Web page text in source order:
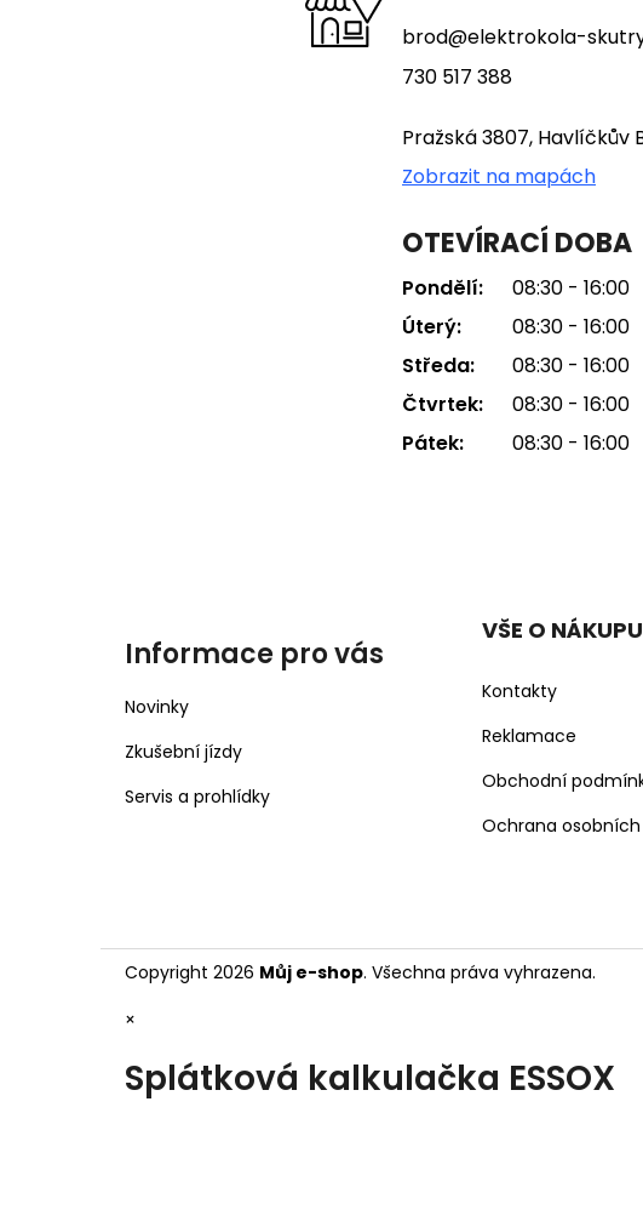
brod@elektrokola-
730 517 388
Pražská 3807, Havlíčkův
Zobrazit na mapách
OTEVÍRACÍ DOBA
Pondělí:
08:30 - 16:00
Úterý:
08:30 - 16:00
Středa:
08:30 - 16:00
Čtvrtek:
08:30 - 16:00
Pátek:
08:30 - 16:00
Informace pro vás
Novinky
Zkušební jízdy
Servis a prohlídky
VŠE O NÁKUPU
Kontakty
Reklamace
Obchodní
Ochrana
Copyright 2026 Můj e-shop. Všechna práva vyhrazena.
×
Splátková kalkulačka ESSOX